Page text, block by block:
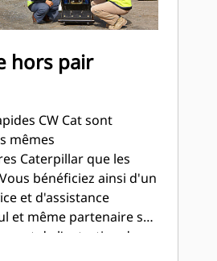
hors pair
CW Cat sont
mêmes
Caterpillar que les
bénéficiez ainsi d'un
et d'assistance
et même partenaire se
et de l'entretien de